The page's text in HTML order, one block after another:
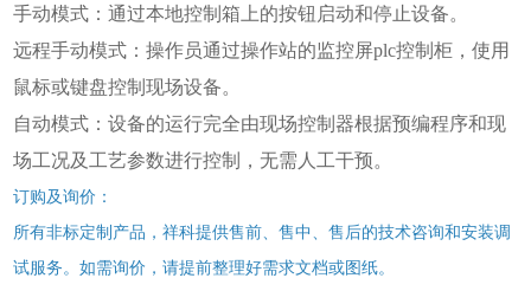
手动模式：通过本地控制箱上的按钮启动和停止设备。
远程手动模式：操作员通过操作站的监控屏plc控制柜，使用
鼠标或键盘控制现场设备。
自动模式：设备的运行完全由现场控制器根据预编程序和现
场工况及工艺参数进行控制，无需人工干预。
订购及询价：
所有非标定制产品，祥科提供售前、售中、售后的技术咨询和安装调
试服务。如需询价，请提前整理好需求文档或图纸。